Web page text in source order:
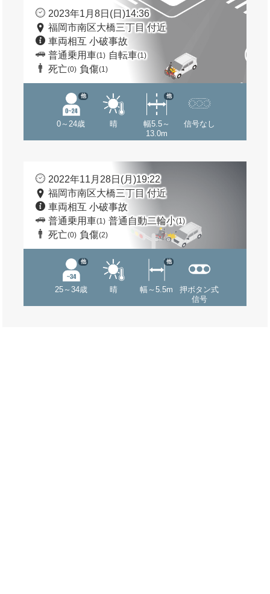
2023年1月8日(日)14:36
福岡市南区大橋三丁目 付近
車両相互 小破事故
普通乗用車(1) 自転車(1)
死亡(0) 負傷(1)
0～24歳
他
晴
幅5.5～
13.0m
他
信号なし
2022年11月28日(月)19:22
福岡市南区大橋三丁目 付近
車両相互 小破事故
普通乗用車(1) 普通自動二輪小(1)
死亡(0) 負傷(2)
25～34歳
他
晴 幅～5.5m
他
押ボタン式
信号